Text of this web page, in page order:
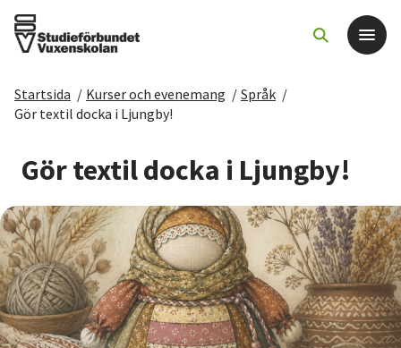
Det här gör vi
För dig som
Sök kurser och evenemang
Om SV
Starta studiecirkel
Startsida / Kurser och evenemang / Språk /
Gör textil docka i Ljungby!
Gör textil docka i Ljungby!